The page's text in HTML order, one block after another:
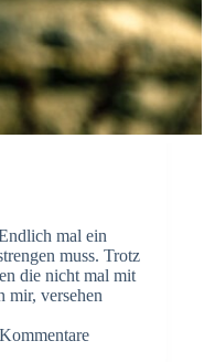
mal ein
muss. Trotz
die nicht mal mit
mir, versehen